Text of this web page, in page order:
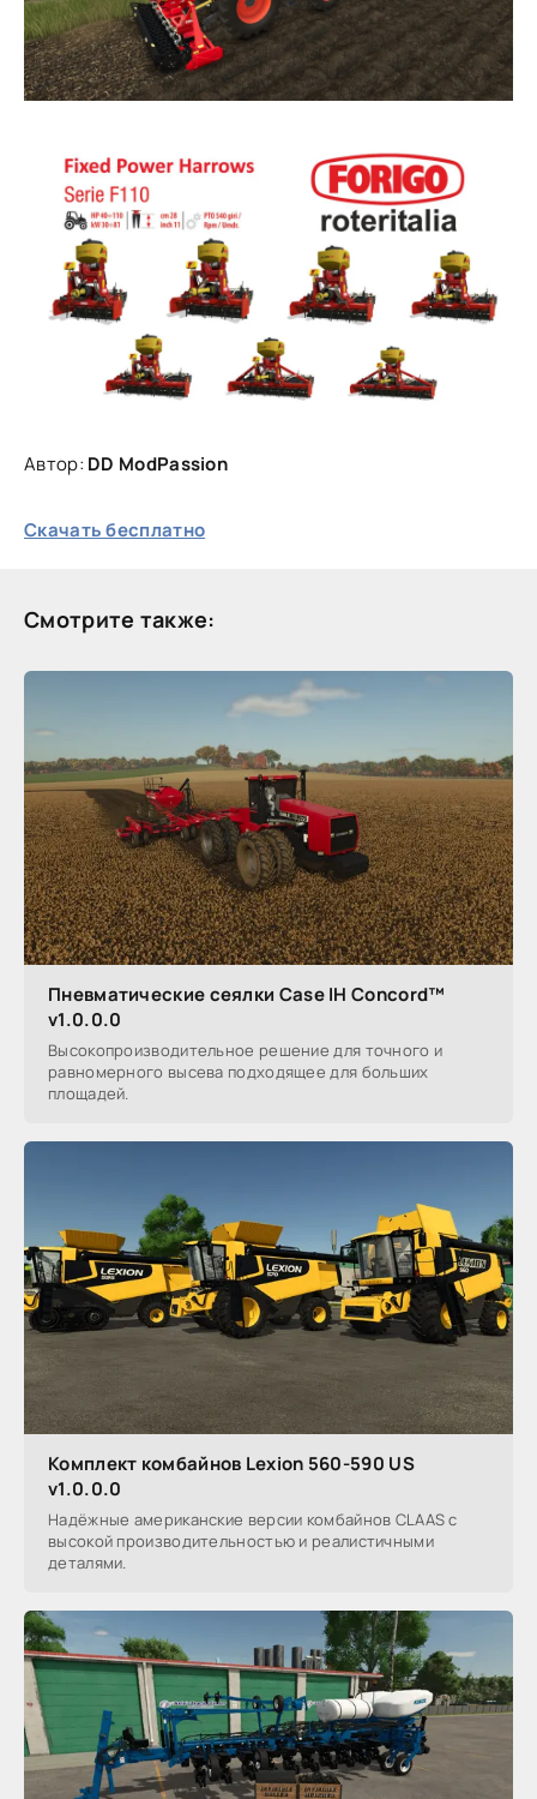
Автор: DD ModPassion
Скачать бесплатно
Смотрите также:
Пневматические сеялки Case IH Concord™
v1.0.0.0
Высокопроизводительное решение для точного и
равномерного высева подходящее для больших
площадей.
Комплект комбайнов Lexion 560-590 US
v1.0.0.0
Надёжные американские версии комбайнов CLAAS с
высокой производительностью и реалистичными
деталями.